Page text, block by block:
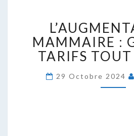
:
ET
TOUT
MAMMAIRE :
TARIFS
29 Octobre 2024